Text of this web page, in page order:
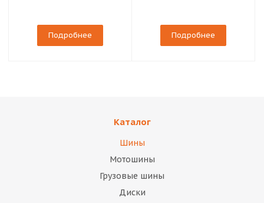
Подробнее Подробнее
Каталог
Шины
Мотошины
Грузовые шины
Диски